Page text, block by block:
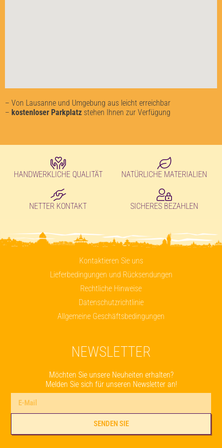
– Von Lausanne und Umgebung aus leicht erreichbar
– kostenloser Parkplatz stehen Ihnen zur Verfügung
HANDWERKLICHE QUALITÄT NATÜRLICHE MATERIALIEN
NETTER KONTAKT SICHERES BEZAHLEN
Kontaktieren Sie uns
Lieferbedingungen und Rücksendungen
Rechtliche Hinweise
Datenschutzrichtlinie
Allgemeine Geschäftsbedingungen
NEWSLETTER
Möchten Sie unsere Neuheiten erhalten?
Melden Sie sich für unseren Newsletter an!
SENDEN SIE